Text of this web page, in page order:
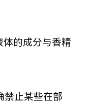
的成分与香精
禁止某些在部